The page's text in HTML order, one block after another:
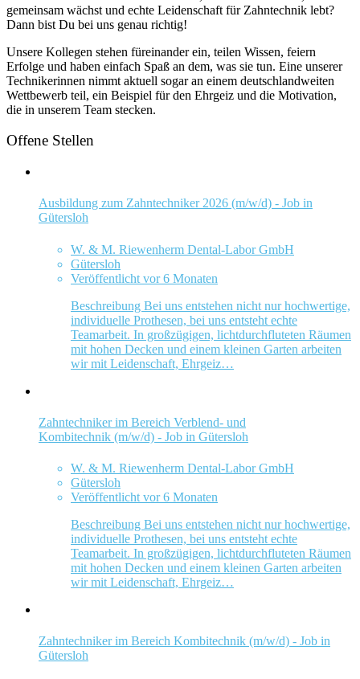
gemeinsam wächst und echte Leidenschaft für Zahntechnik lebt?
Dann bist Du bei uns genau richtig!
Unsere Kollegen stehen füreinander ein, teilen Wissen, feiern
Erfolge und haben einfach Spaß an dem, was sie tun. Eine unserer
Technikerinnen nimmt aktuell sogar an einem deutschlandweiten
Wettbewerb teil, ein Beispiel für den Ehrgeiz und die Motivation,
die in unserem Team stecken.
Offene Stellen
Ausbildung zum Zahntechniker 2026 (m/w/d) - Job in
Gütersloh
W. & M. Riewenherm Dental-Labor GmbH
Gütersloh
Veröffentlicht vor 6 Monaten
Beschreibung Bei uns entstehen nicht nur hochwertige,
individuelle Prothesen, bei uns entsteht echte
Teamarbeit. In großzügigen, lichtdurchfluteten Räumen
mit hohen Decken und einem kleinen Garten arbeiten
wir mit Leidenschaft, Ehrgeiz…
Zahntechniker im Bereich Verblend- und
Kombitechnik (m/w/d) - Job in Gütersloh
W. & M. Riewenherm Dental-Labor GmbH
Gütersloh
Veröffentlicht vor 6 Monaten
Beschreibung Bei uns entstehen nicht nur hochwertige,
individuelle Prothesen, bei uns entsteht echte
Teamarbeit. In großzügigen, lichtdurchfluteten Räumen
mit hohen Decken und einem kleinen Garten arbeiten
wir mit Leidenschaft, Ehrgeiz…
Zahntechniker im Bereich Kombitechnik (m/w/d) - Job in
Gütersloh